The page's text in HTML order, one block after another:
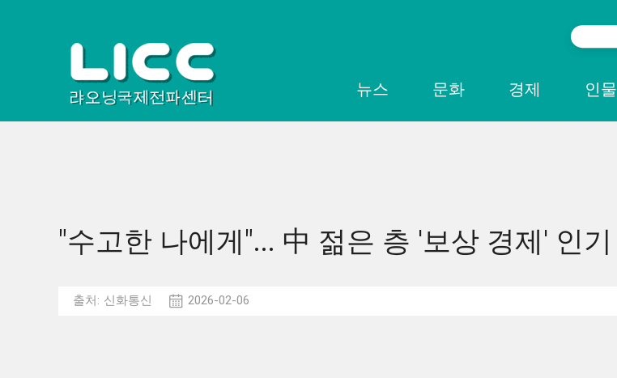
뉴스 문화 경제 인물
"수고한 나에게"... 中 젊은 층 '보상 경제' 인기
출처: 신화통신 2026-02-06